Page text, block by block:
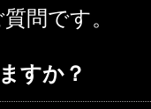
問です。
すか？